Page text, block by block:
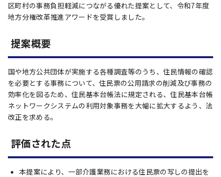
区町村の事務負担軽減につながる優れた提案として、令和7年度
地方分権改革推進アワードを受賞しました。
提案概要
国や地方公共団体が実施する各種調査等のうち、住民情報の確認
を必要とする事務について、住民票の公用請求の削減及び事務の
効率化を図るため、住民基本台帳法に規定される、住民基本台帳
ネットワークシステムの利用対象事務を大幅に拡大するよう、法
改正を求める。
評価された点
本提案により、一部介護業務における住民票の写しの提出を